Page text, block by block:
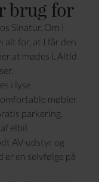
brug for
Sinatur. Om I
alt for, at I får den
at mødes i. Altid
i lyse
møbler
parkering,
elbil
AV-udstyr og
en selvfølge på